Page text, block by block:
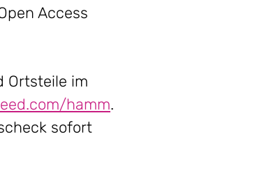
Access
Ortsteile im
hamm.
sofort